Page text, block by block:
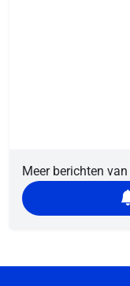
Meer berichten van